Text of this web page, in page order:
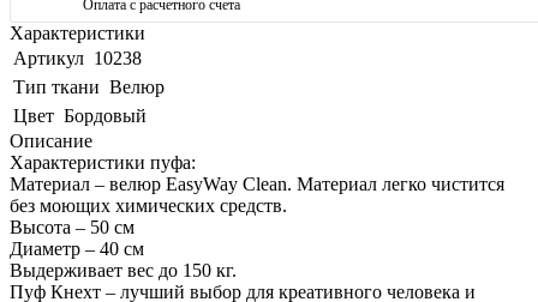
Оплата с расчетного счета
Характеристики
Артикул 10238
Тип ткани Велюр
Цвет Бордовый
Описание
Характеристики пуфа:
Материал – велюр EasyWay Clean. Материал легко чистится
без моющих химических средств.
Высота – 50 см
Диаметр – 40 см
Выдерживает вес до 150 кг.
Пуф Кнехт – лучший выбор для креативного человека и